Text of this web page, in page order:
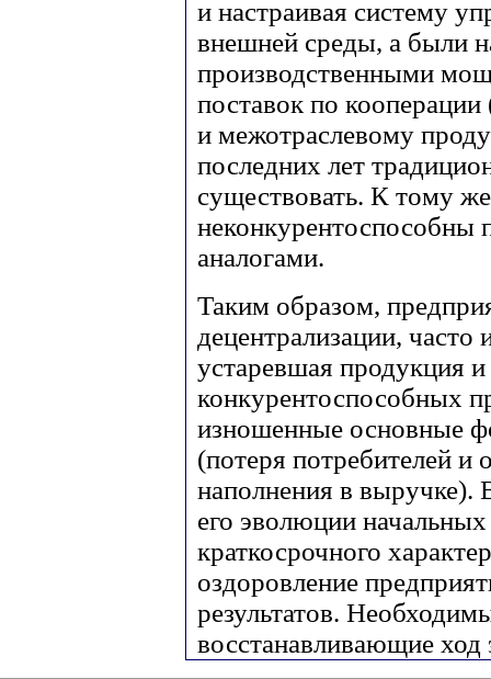
и настраивая систему
внешней среды, а были
производственными
поставок по
и межотраслевому
последних лет
существовать. К тому
аналогами.
Таким образом,
децентрализации,
устаревшая продукция и
конкурентоспособных
изношенные основные
(потеря потребителей и
наполнения в выручке).
его эволюции
краткосрочного
оздоровление
результатов.
восстанавливающие